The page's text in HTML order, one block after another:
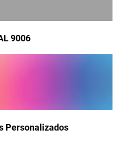
9006
Personalizados